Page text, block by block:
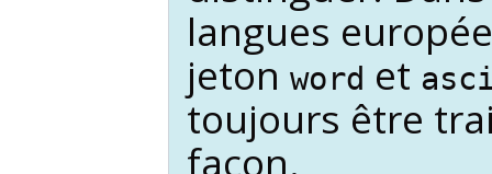
langues
jeton word et
toujours être
façon.